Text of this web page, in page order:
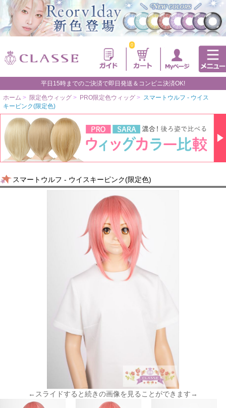
0
平日15時までのご決済で即日発送＆コンビニ決済OK!
ホーム > 限定色ウィッグ > PRO限定色ウィッグ > スマートウルフ - ウイス
キーピンク(限定色)
スマートウルフ - ウイスキーピンク(限定色)
←スライドすると続きの画像を見ることができます→